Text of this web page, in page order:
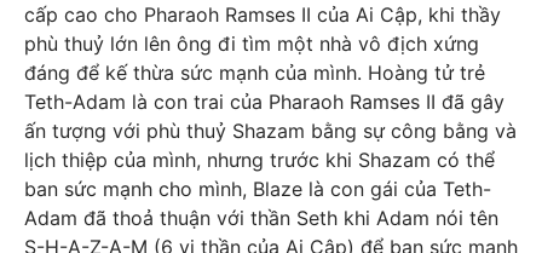
cấp cao cho Pharaoh Ramses II của Ai Cập, khi thầy
phù thuỷ lớn lên ông đi tìm một nhà vô địch xứng
đáng để kế thừa sức mạnh của mình. Hoàng tử trẻ
Teth-Adam là con trai của Pharaoh Ramses II đã gây
ấn tượng với phù thuỷ Shazam bằng sự công bằng và
lịch thiệp của mình, nhưng trước khi Shazam có thể
ban sức mạnh cho mình, Blaze là con gái của Teth-
Adam đã thoả thuận với thần Seth khi Adam nói tên
S-H-A-Z-A-M (6 vị thần của Ai Cập) để ban sức mạnh